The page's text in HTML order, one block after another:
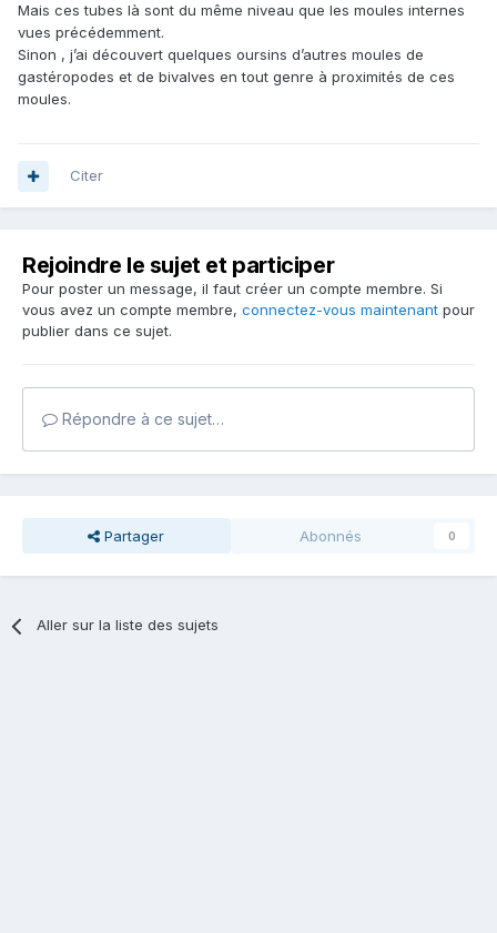
Mais ces tubes là sont du même niveau que les moules internes
vues précédemment.
Sinon , j’ai découvert quelques oursins d’autres moules de
gastéropodes et de bivalves en tout genre à proximités de ces
moules.
Citer
Rejoindre le sujet et participer
Pour poster un message, il faut créer un compte membre. Si
vous avez un compte membre, connectez-vous maintenant pour
publier dans ce sujet.
Répondre à ce sujet…
Partager Abonnés 0
Aller sur la liste des sujets